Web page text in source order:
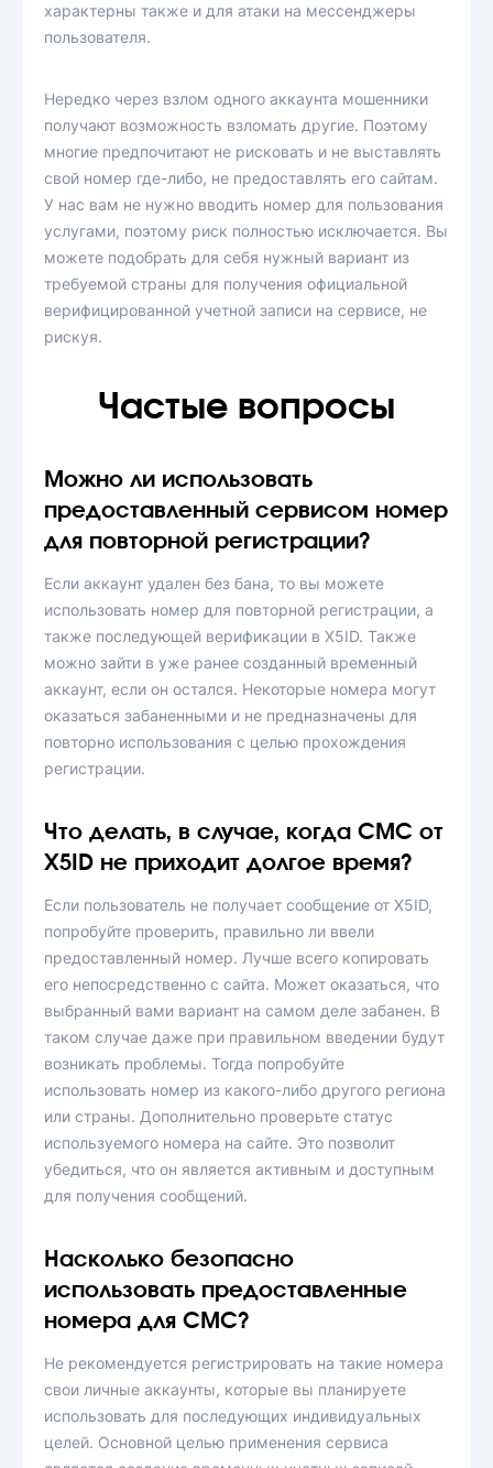
характерны также и для атаки на мессенджеры
пользователя.
Нередко через взлом одного аккаунта мошенники
получают возможность взломать другие. Поэтому
многие предпочитают не рисковать и не выставлять
свой номер где-либо, не предоставлять его сайтам.
У нас вам не нужно вводить номер для пользования
услугами, поэтому риск полностью исключается. Вы
можете подобрать для себя нужный вариант из
требуемой страны для получения официальной
верифицированной учетной записи на сервисе, не
рискуя.
Частые вопросы
Можно ли использовать
предоставленный сервисом номер
для повторной регистрации?
Если аккаунт удален без бана, то вы можете
использовать номер для повторной регистрации, а
также последующей верификации в X5ID. Также
можно зайти в уже ранее созданный временный
аккаунт, если он остался. Некоторые номера могут
оказаться забаненными и не предназначены для
повторно использования с целью прохождения
регистрации.
Что делать, в случае, когда СМС от
X5ID не приходит долгое время?
Если пользователь не получает сообщение от X5ID,
попробуйте проверить, правильно ли ввели
предоставленный номер. Лучше всего копировать
его непосредственно с сайта. Может оказаться, что
выбранный вами вариант на самом деле забанен. В
таком случае даже при правильном введении будут
возникать проблемы. Тогда попробуйте
использовать номер из какого-либо другого региона
или страны. Дополнительно проверьте статус
используемого номера на сайте. Это позволит
убедиться, что он является активным и доступным
для получения сообщений.
Насколько безопасно
использовать предоставленные
номера для СМС?
Не рекомендуется регистрировать на такие номера
свои личные аккаунты, которые вы планируете
использовать для последующих индивидуальных
целей. Основной целью применения сервиса